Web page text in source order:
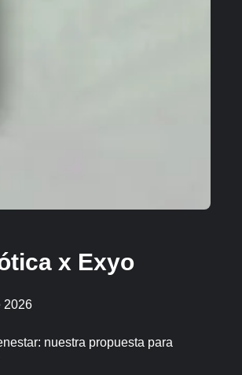
x Exyo
2026
nuestra propuesta para